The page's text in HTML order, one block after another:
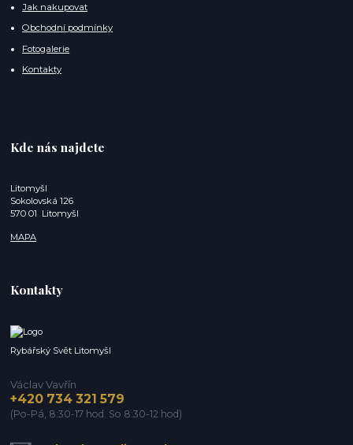
Jak nakupovat
Obchodní podmínky
Fotogalerie
Kontakty
Kde nás najdete
Litomyšl
Sokolovská 126
570 01 Litomyšl
MAPA
Kontakty
Rybářský Svět Litomyšl
Václav Vavřín
+420 734 321 579
(Po-Pá, 8:30-17 hod. So 8:30-12 hod)